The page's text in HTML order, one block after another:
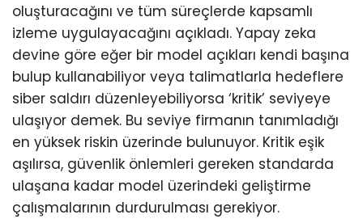
oluşturacağını ve tüm süreçlerde kapsamlı
izleme uygulayacağını açıkladı. Yapay zeka
devine göre eğer bir model açıkları kendi başına
bulup kullanabiliyor veya talimatlarla hedeflere
siber saldırı düzenleyebiliyorsa ‘kritik’ seviyeye
ulaşıyor demek. Bu seviye firmanın tanımladığı
en yüksek riskin üzerinde bulunuyor. Kritik eşik
aşılırsa, güvenlik önlemleri gereken standarda
ulaşana kadar model üzerindeki geliştirme
çalışmalarının durdurulması gerekiyor.